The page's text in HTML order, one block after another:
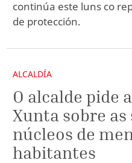
continúa este luns co
de protección.
ALCALDÍA
O alcalde pide
Xunta sobre as
núcleos de
habitantes